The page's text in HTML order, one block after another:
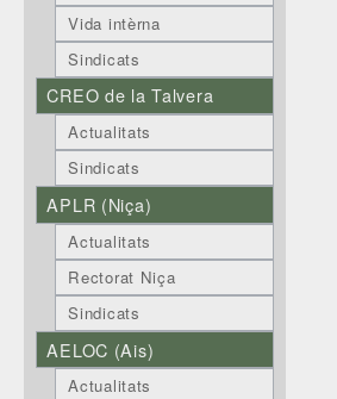
Vida intèrna
Sindicats
CREO de la Talvera
Actualitats
Sindicats
APLR (Niça)
Actualitats
Rectorat Niça
Sindicats
AELOC (Ais)
Actualitats